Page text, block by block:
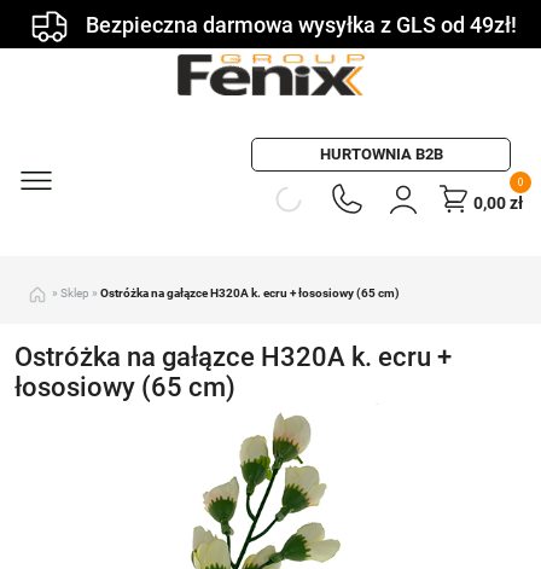
Bezpieczna darmowa wysyłka z GLS od 49zł!
HURTOWNIA B2B
0
0,00zł
» Sklep » Ostróżka na gałązce H320A k. ecru + łososiowy (65 cm)
Ostróżka na gałązce H320A k. ecru +
łososiowy (65 cm)